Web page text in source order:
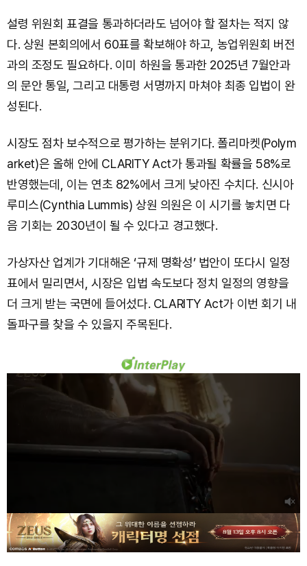
설령 위원회 표결을 통과하더라도 넘어야 할 절차는 적지 않
다. 상원 본회의에서 60표를 확보해야 하고, 농업위원회 버전
과의 조정도 필요하다. 이미 하원을 통과한 2025년 7월안과
의 문안 통일, 그리고 대통령 서명까지 마쳐야 최종 입법이 완
성된다.
시장도 점차 보수적으로 평가하는 분위기다. 폴리마켓(Polym
arket)은 올해 안에 CLARITY Act가 통과될 확률을 58%로
반영했는데, 이는 연초 82%에서 크게 낮아진 수치다. 신시아
루미스(Cynthia Lummis) 상원 의원은 이 시기를 놓치면 다
음 기회는 2030년이 될 수 있다고 경고했다.
가상자산 업계가 기대해온 ‘규제 명확성’ 법안이 또다시 일정
표에서 밀리면서, 시장은 입법 속도보다 정치 일정의 영향을
더 크게 받는 국면에 들어섰다. CLARITY Act가 이번 회기 내
돌파구를 찾을 수 있을지 주목된다.